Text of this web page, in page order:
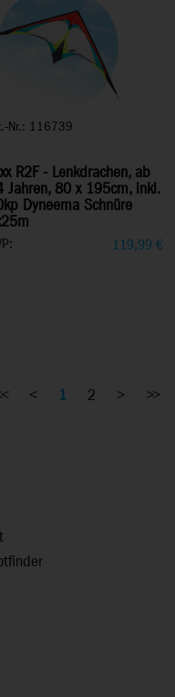
Nr.: 116739
R2F - Lenkdrachen, ab
Jahren, 80 x 195cm, inkl.
Dyneema Schnüre
119,99 €
< 1 2 > >>